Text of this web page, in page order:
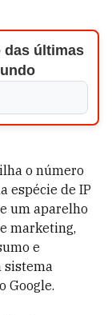
das últimas
o número
espécie de IP
um aparelho
marketing,
e
sistema
Google.